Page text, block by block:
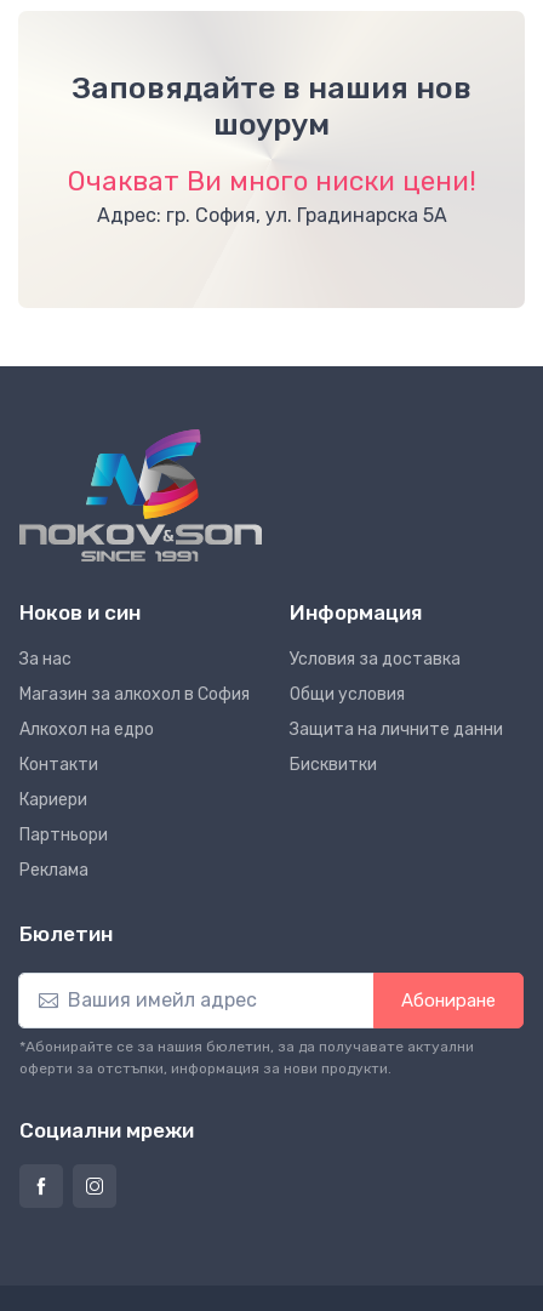
Заповядайте в нашия нов
шоурум
Очакват Ви много ниски цени!
Адрес: гр. София, ул. Градинарска 5А
Ноков и син
За нас
Магазин за алкохол в София
Алкохол на едро
Контакти
Кариери
Партньори
Реклама
Информация
Условия за доставка
Общи условия
Защита на личните данни
Бисквитки
Бюлетин
Абониране
*Абонирайте се за нашия бюлетин, за да получавате актуални
оферти за отстъпки, информация за нови продукти.
Социални мрежи